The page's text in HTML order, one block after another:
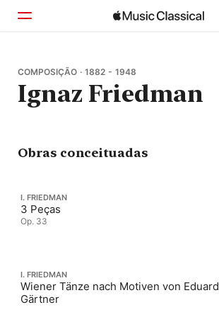
Início
Explorar
COMPOSIÇÃO · 1882 - 1948
Ignaz Friedman
Obras conceituadas
I. FRIEDMAN
3 Peças
Op. 33
I. FRIEDMAN
Wiener Tänze nach Motiven von Eduard
Gärtner